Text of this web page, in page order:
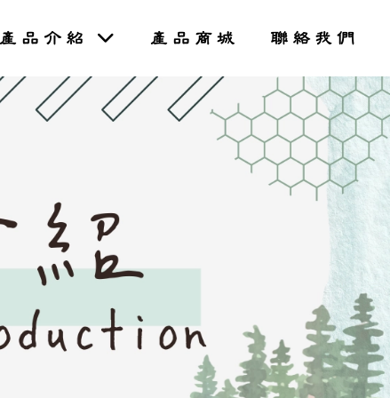
產品介紹 產品商城 聯絡我們